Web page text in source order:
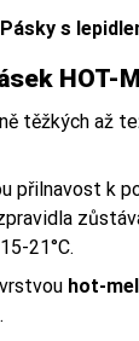
Pásky s
HOT-
těžkých až
přilnavost k
21°C.
hot-